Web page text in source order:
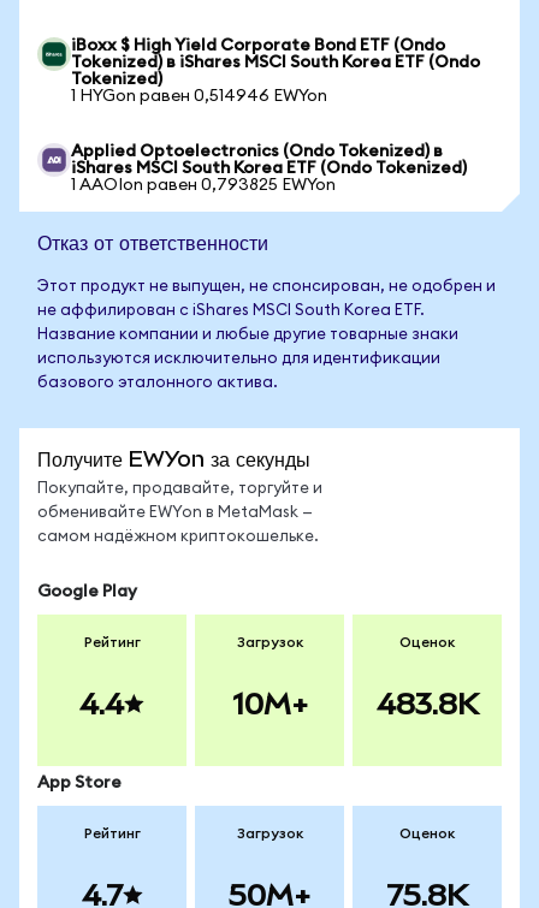
iBoxx $ High Yield Corporate Bond ETF (Ondo
Tokenized) в iShares MSCI South Korea ETF (Ondo
Tokenized)
1 HYGon равен 0,514946 EWYon
Applied Optoelectronics (Ondo Tokenized) в
iShares MSCI South Korea ETF (Ondo Tokenized)
1 AAOIon равен 0,793825 EWYon
Отказ от ответственности
Этот продукт не выпущен, не спонсирован, не одобрен и
не аффилирован с iShares MSCI South Korea ETF.
Название компании и любые другие товарные знаки
используются исключительно для идентификации
базового эталонного актива.
Получите EWYon за секунды
Покупайте, продавайте, торгуйте и
обменивайте EWYon в MetaMask —
самом надёжном криптокошельке.
Google Play
Рейтинг
4.4
Загрузок
10M+
Оценок
483.8K
App Store
Рейтинг
4.7
Загрузок
50M+
Оценок
75.8K